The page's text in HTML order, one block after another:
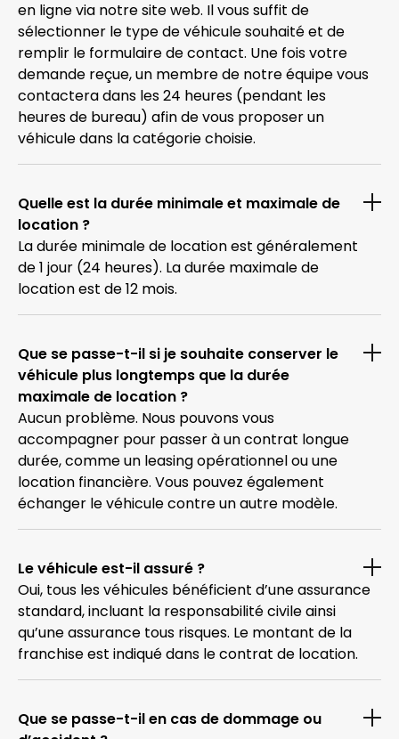
en ligne via notre site web. Il vous suffit de
sélectionner le type de véhicule souhaité et de
remplir le formulaire de contact. Une fois votre
demande reçue, un membre de notre équipe vous
contactera dans les 24 heures (pendant les
heures de bureau) afin de vous proposer un
véhicule dans la catégorie choisie.
Quelle est la durée minimale et maximale de
location ?
La durée minimale de location est généralement
de 1 jour (24 heures). La durée maximale de
location est de 12 mois.
Que se passe-t-il si je souhaite conserver le
véhicule plus longtemps que la durée
maximale de location ?
Aucun problème. Nous pouvons vous
accompagner pour passer à un contrat longue
durée, comme un leasing opérationnel ou une
location financière. Vous pouvez également
échanger le véhicule contre un autre modèle.
Le véhicule est-il assuré ?
Oui, tous les véhicules bénéficient d’une assurance
standard, incluant la responsabilité civile ainsi
qu’une assurance tous risques. Le montant de la
franchise est indiqué dans le contrat de location.
Que se passe-t-il en cas de dommage ou